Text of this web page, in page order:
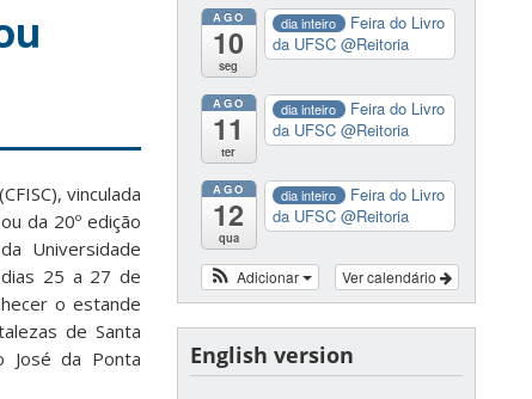
vinculada
da 20º edição
Universidade
dias 25 a 27 de
o estande
de Santa
José da Ponta
AGO
10
seg
dia inteiro
Feira do Livro
da UFSC @Reitoria
AGO
11
ter
dia inteiro
Feira do Livro
da UFSC @Reitoria
AGO
12
qua
dia inteiro
Feira do Livro
da UFSC @Reitoria
Ver calendário
Adicionar
English version